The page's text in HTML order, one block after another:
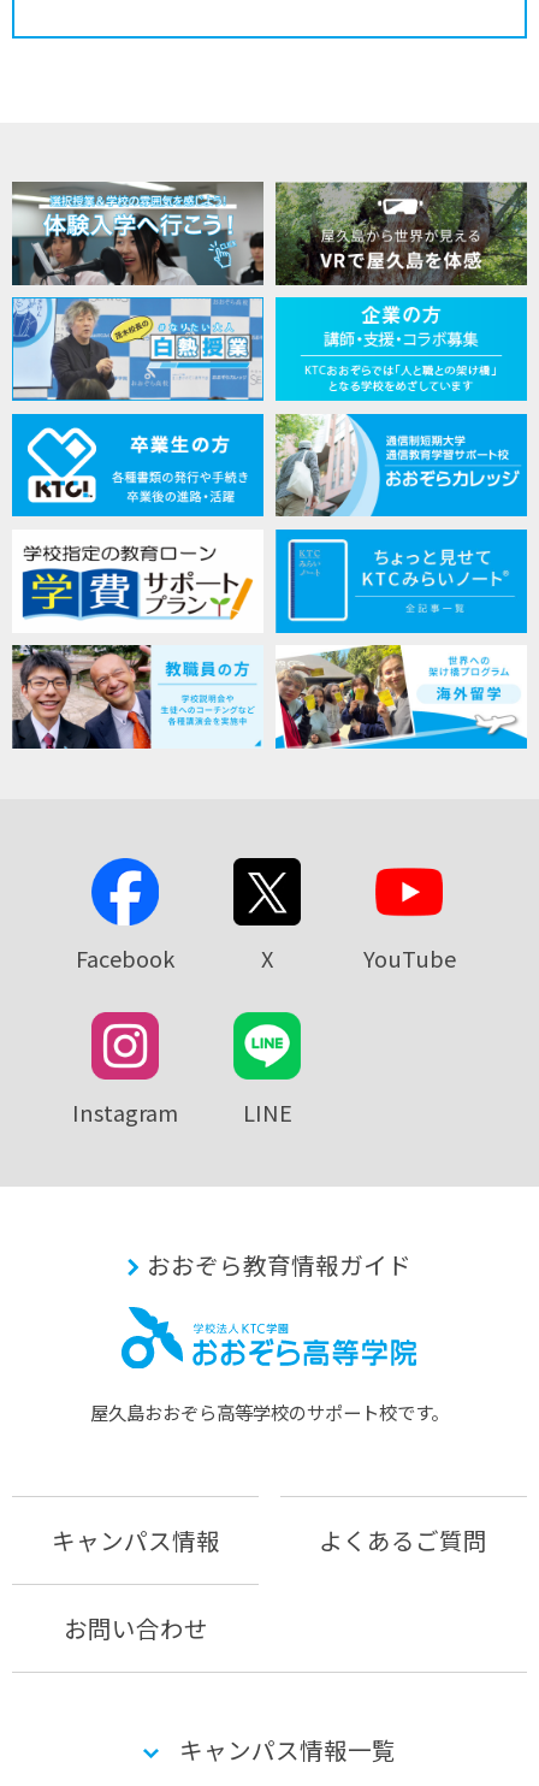
Facebook X YouTube
Instagram LINE
おおぞら教育情報ガイド
屋久島おおぞら⾼等学校のサポート校です。
キャンパス情報 よくあるご質問
お問い合わせ
キャンパス情報一覧